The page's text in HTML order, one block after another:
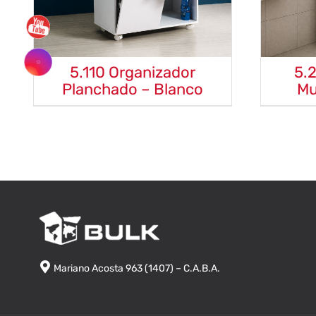
5.110 Organizador
Planchado – Blanco
Mariano Acosta 963 (1407) – C.A.B.A.